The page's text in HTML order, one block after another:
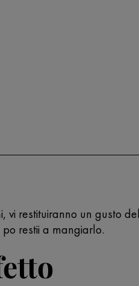
restituiranno un gusto
restii a mangiarlo.